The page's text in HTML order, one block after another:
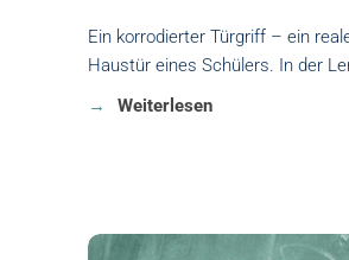
Ein korrodierter Türgriff – ein
Haustür eines Schülers. In der
Weiterlesen